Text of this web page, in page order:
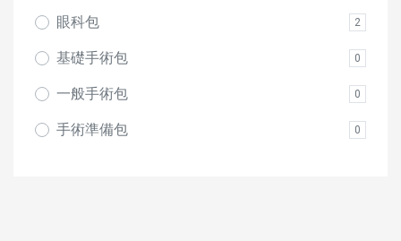
眼科包 2
基礎手術包 0
一般手術包 0
手術準備包 0